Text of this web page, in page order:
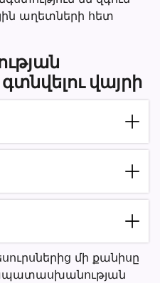
աղետների հետ
վայրի
մի քանիսը